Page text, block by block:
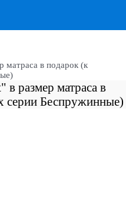
матраса в подарок (к
размер матраса в
серии Беспружинные)